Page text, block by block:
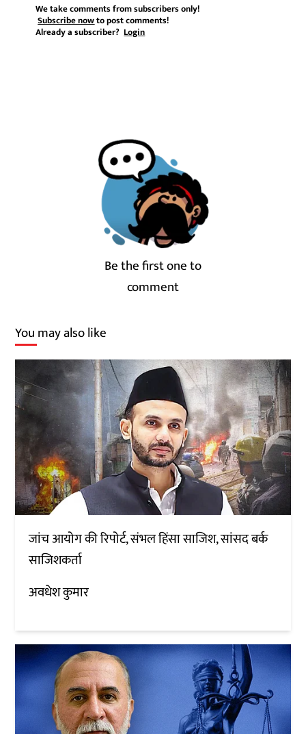
We take comments from subscribers only!
Subscribe nowto post comments!
Already a subscriber?Login
Be the first one to
comment
You may also like
जांच आयोग की रिपोर्ट, संभल हिंसा साजिश, सांसद बर्क
साजिशकर्ता
अवधेश कुमार